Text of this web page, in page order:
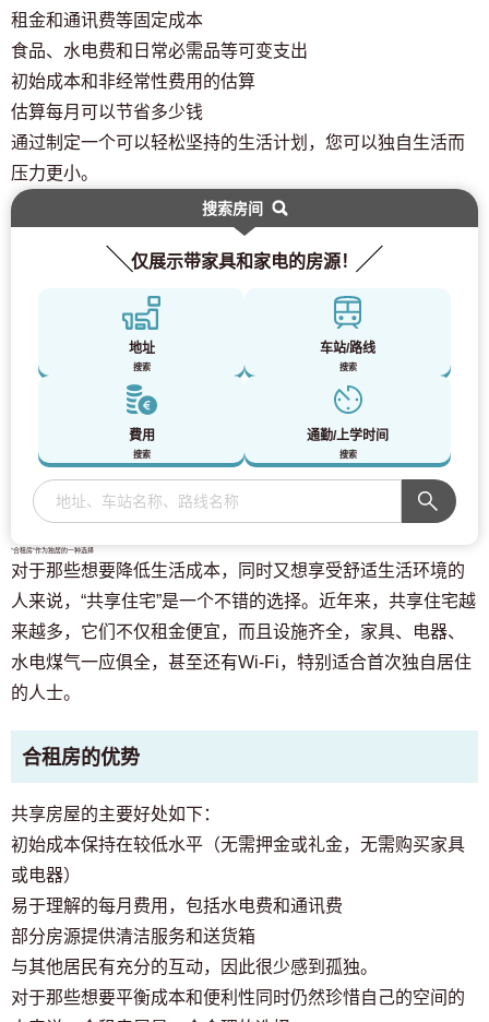
租金和通讯费等固定成本
食品、水电费和日常必需品等可变支出
初始成本和非经常性费用的估算
估算每月可以节省多少钱
通过制定一个可以轻松坚持的生活计划，您可以独自生活而
压力更小。
搜索房间
仅展示带家具和家电的房源！
地址
搜索
车站/路线
搜索
費用
搜索
通勤/上学时间
搜索
“合租房”作为独居的一种选择
对于那些想要降低生活成本，同时又想享受舒适生活环境的
人来说，“共享住宅”是一个不错的选择。近年来，共享住宅越
来越多，它们不仅租金便宜，而且设施齐全，家具、电器、
水电煤气一应俱全，甚至还有Wi-Fi，特别适合首次独自居住
的人士。
合租房的优势
共享房屋的主要好处如下：
初始成本保持在较低水平（无需押金或礼金，无需购买家具
或电器）
易于理解的每月费用，包括水电费和通讯费
部分房源提供清洁服务和送货箱
与其他居民有充分的互动，因此很少感到孤独。
对于那些想要平衡成本和便利性同时仍然珍惜自己的空间的